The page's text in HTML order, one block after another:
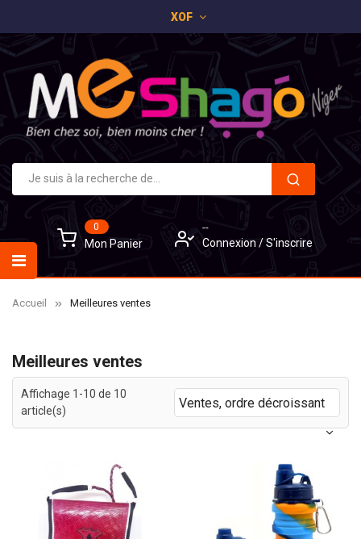
XOF
0
Mon Panier
--
Connexion / S'inscrire
Accueil Meilleures ventes
Meilleures ventes
Affichage 1-10 de 10
article(s)
Ventes, ordre décroissant